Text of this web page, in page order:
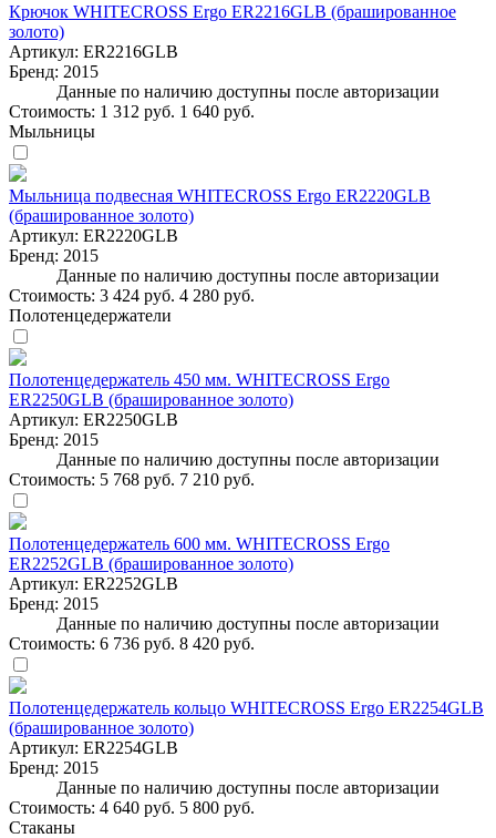
Крючок WHITECROSS Ergo ER2216GLB (брашированное
золото)
Артикул: ER2216GLB
Бренд: 2015
Данные по наличию доступны после авторизации
Стоимость: 1 312 руб. 1 640 руб.
Мыльницы
Мыльница подвесная WHITECROSS Ergo ER2220GLB
(брашированное золото)
Артикул: ER2220GLB
Бренд: 2015
Данные по наличию доступны после авторизации
Стоимость: 3 424 руб. 4 280 руб.
Полотенцедержатели
Полотенцедержатель 450 мм. WHITECROSS Ergo
ER2250GLB (брашированное золото)
Артикул: ER2250GLB
Бренд: 2015
Данные по наличию доступны после авторизации
Стоимость: 5 768 руб. 7 210 руб.
Полотенцедержатель 600 мм. WHITECROSS Ergo
ER2252GLB (брашированное золото)
Артикул: ER2252GLB
Бренд: 2015
Данные по наличию доступны после авторизации
Стоимость: 6 736 руб. 8 420 руб.
Полотенцедержатель кольцо WHITECROSS Ergo ER2254GLB
(брашированное золото)
Артикул: ER2254GLB
Бренд: 2015
Данные по наличию доступны после авторизации
Стоимость: 4 640 руб. 5 800 руб.
Стаканы